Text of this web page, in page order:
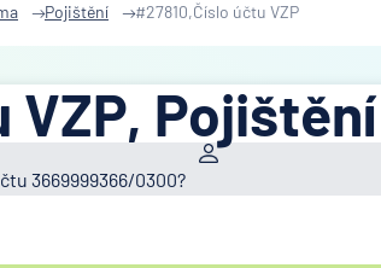
Pojištění #27810,Číslo účtu VZP
VZP, Pojištění
3669999366/0300?